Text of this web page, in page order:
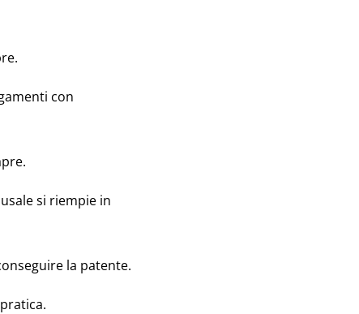
con
si riempie in
la patente.